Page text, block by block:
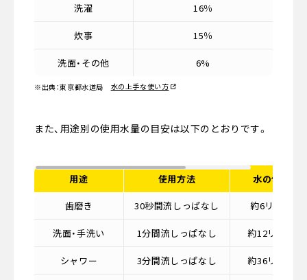
洗濯 16％
炊事 15％
洗面・その他 6%
※出典：東京都水道局 水の上手な使い方
また、用途別の使用水量の目安は以下のとおりです。
用途 使用方法 水の使用量
歯磨き 30秒間流しっぱなし 約6リットル
洗面・手洗い 1分間流しっぱなし 約12リットル
シャワー 3分間流しっぱなし 約36リットル